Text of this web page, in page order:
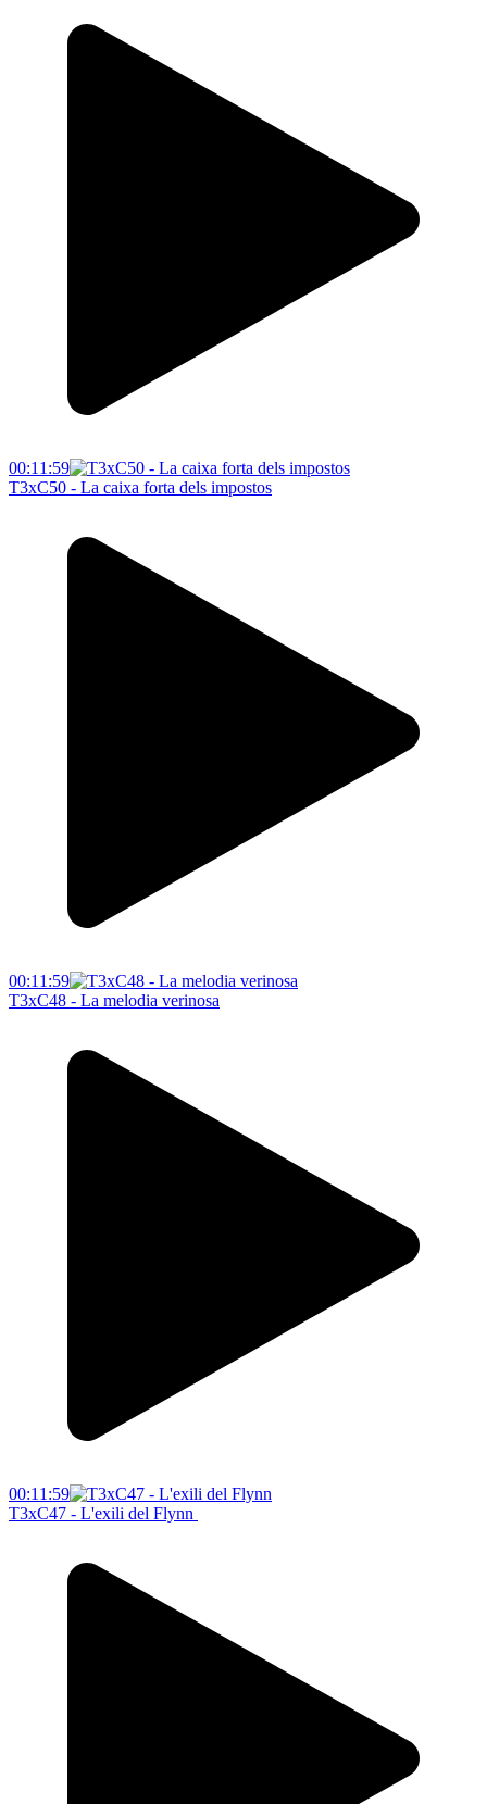
00:11:59
T3xC50 - La caixa forta dels impostos
00:11:59
T3xC48 - La melodia verinosa
00:11:59
T3xC47 - L'exili del Flynn